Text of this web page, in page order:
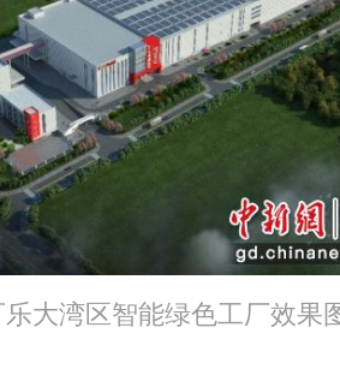
大湾区智能绿色工厂效果